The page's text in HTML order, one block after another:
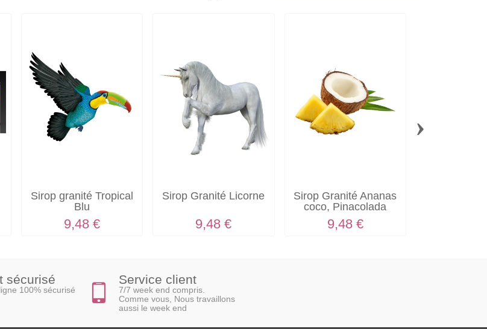
Sirop granité Tropical
Blu
9,48 €
Sirop Granité Licorne
9,48 €
Sirop Granité Ananas
coco, Pinacolada
9,48 €
›
sécurisé
100% sécurisé
Service client
7/7 week end compris.
Comme vous, Nous travaillons
aussi le week end